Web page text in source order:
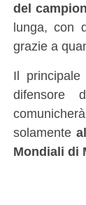
del
lunga, con
grazie a
Il
difensore
solamente
Mondiali di